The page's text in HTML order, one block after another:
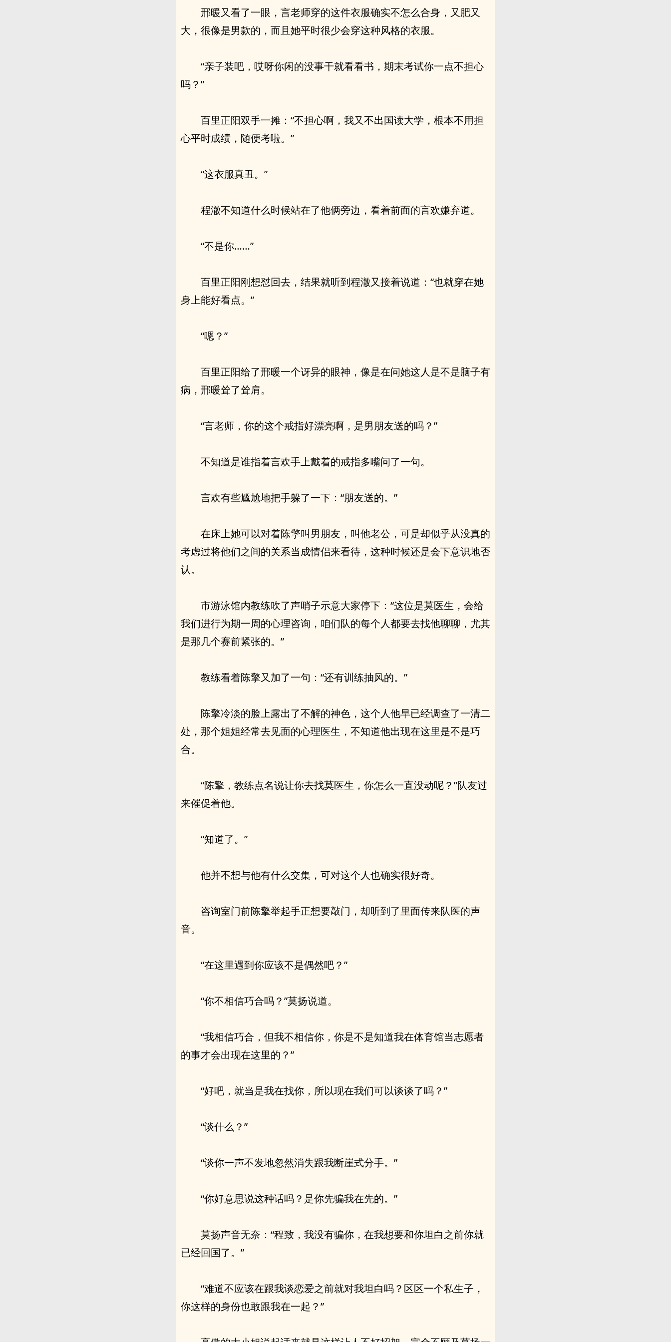
邢暖又看了一眼，言老师穿的这件衣服确实不怎么合身，又肥又
大，很像是男款的，而且她平时很少会穿这种风格的衣服。
“亲子装吧，哎呀你闲的没事干就看看书，期末考试你一点不担心
吗？”
百里正阳双手一摊：“不担心啊，我又不出国读大学，根本不用担
心平时成绩，随便考啦。”
“这衣服真丑。”
程澈不知道什么时候站在了他俩旁边，看着前面的言欢嫌弃道。
“不是你……”
百里正阳刚想怼回去，结果就听到程澈又接着说道：“也就穿在她
身上能好看点。”
“嗯？”
百里正阳给了邢暖一个讶异的眼神，像是在问她这人是不是脑子有
病，邢暖耸了耸肩。
“言老师，你的这个戒指好漂亮啊，是男朋友送的吗？”
不知道是谁指着言欢手上戴着的戒指多嘴问了一句。
言欢有些尴尬地把手躲了一下：“朋友送的。”
在床上她可以对着陈擎叫男朋友，叫他老公，可是却似乎从没真的
考虑过将他们之间的关系当成情侣来看待，这种时候还是会下意识地否
认。
市游泳馆内教练吹了声哨子示意大家停下：“这位是莫医生，会给
我们进行为期一周的心理咨询，咱们队的每个人都要去找他聊聊，尤其
是那几个赛前紧张的。”
教练看着陈擎又加了一句：“还有训练抽风的。”
陈擎冷淡的脸上露出了不解的神色，这个人他早已经调查了一清二
处，那个姐姐经常去见面的心理医生，不知道他出现在这里是不是巧
合。
“陈擎，教练点名说让你去找莫医生，你怎么一直没动呢？”队友过
来催促着他。
“知道了。”
他并不想与他有什么交集，可对这个人也确实很好奇。
咨询室门前陈擎举起手正想要敲门，却听到了里面传来队医的声
音。
“在这里遇到你应该不是偶然吧？”
“你不相信巧合吗？”莫扬说道。
“我相信巧合，但我不相信你，你是不是知道我在体育馆当志愿者
的事才会出现在这里的？”
“好吧，就当是我在找你，所以现在我们可以谈谈了吗？”
“谈什么？”
“谈你一声不发地忽然消失跟我断崖式分手。”
“你好意思说这种话吗？是你先骗我在先的。”
莫扬声音无奈：“程致，我没有骗你，在我想要和你坦白之前你就
已经回国了。”
“难道不应该在跟我谈恋爱之前就对我坦白吗？区区一个私生子，
你这样的身份也敢跟我在一起？”